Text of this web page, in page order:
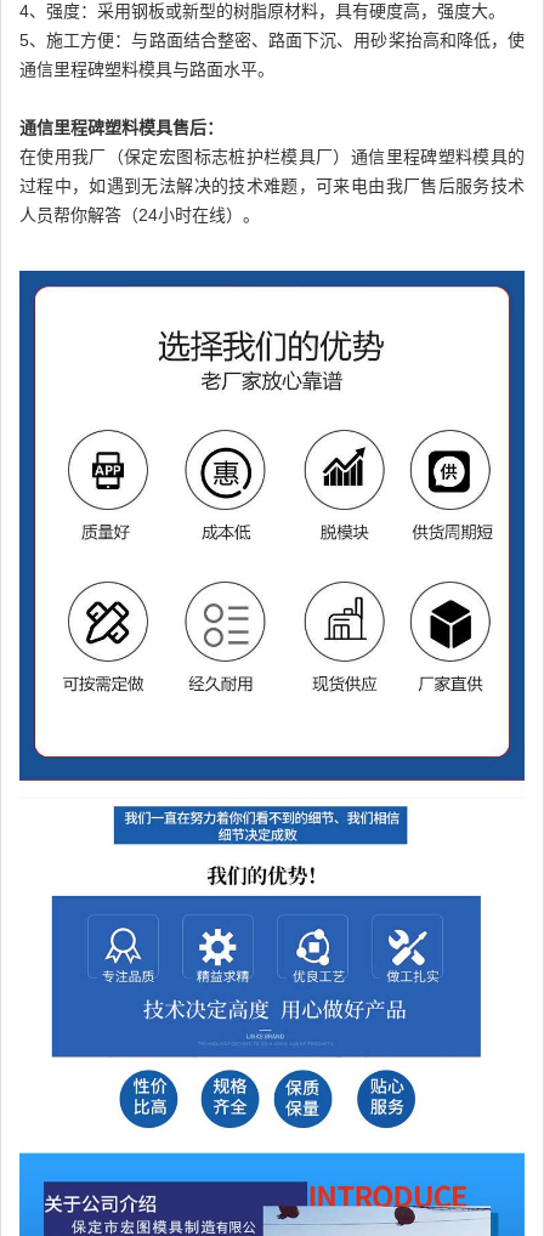
4、强度：采用钢板或新型的树脂原材料，具有硬度高，强度大。
5、施工方便：与路面结合整密、路面下沉、用砂桨抬高和降低，使
通信里程碑塑料模具与路面水平。
通信里程碑塑料模具售后：
在使用我厂（保定宏图标志桩护栏模具厂）通信里程碑塑料模具的
过程中，如遇到无法解决的技术难题，可来电由我厂售后服务技术
人员帮你解答（24小时在线）。